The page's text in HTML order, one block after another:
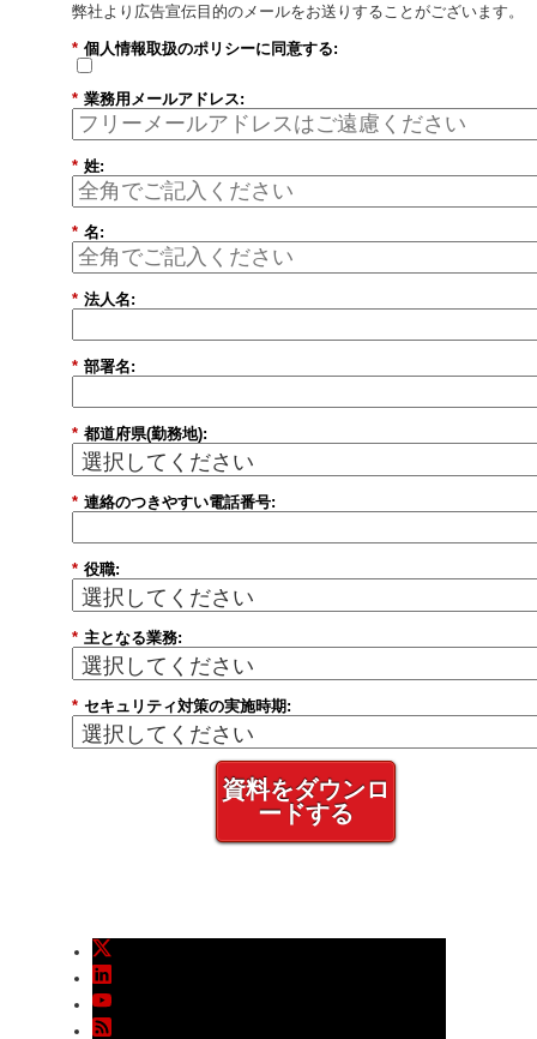
弊社より広告宣伝目的のメールをお送りすることがございます。
* 個人情報取扱のポリシーに同意する:
* 業務用メールアドレス:
* 姓:
* 名:
* 法人名:
* 部署名:
* 都道府県(勤務地):
* 連絡のつきやすい電話番号:
* 役職:
* 主となる業務:
* セキュリティ対策の実施時期:
資料をダウンロ
ードする